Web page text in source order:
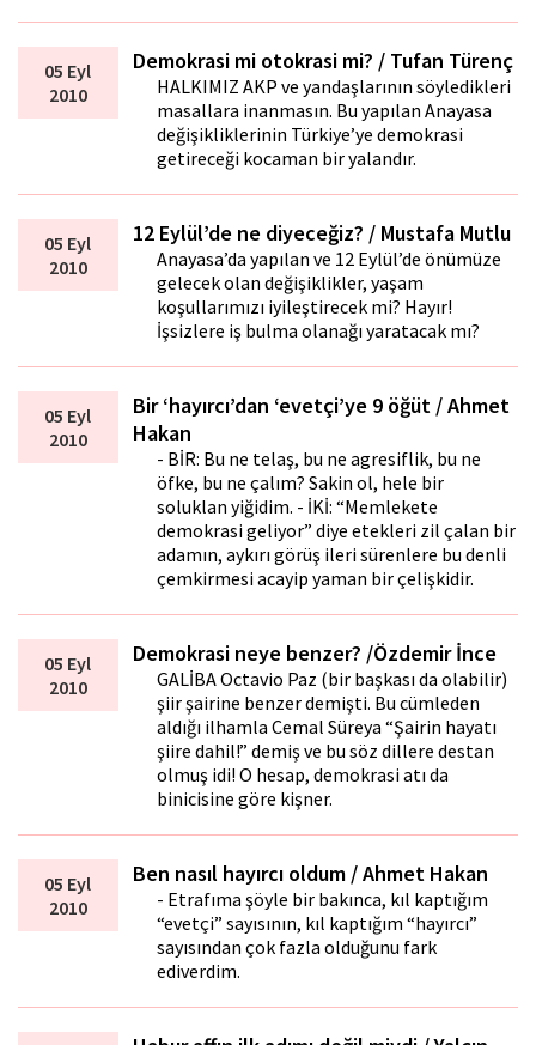
05 Eyl
2010
Demokrasi mi otokrasi mi? / Tufan Türenç
HALKIMIZ AKP ve yandaşlarının söyledikleri
masallara inanmasın. Bu yapılan Anayasa
değişikliklerinin Türkiye’ye demokrasi
getireceği kocaman bir yalandır.
05 Eyl
2010
12 Eylül’de ne diyeceğiz? / Mustafa Mutlu
Anayasa’da yapılan ve 12 Eylül’de önümüze
gelecek olan değişiklikler, yaşam
koşullarımızı iyileştirecek mi? Hayır!
İşsizlere iş bulma olanağı yaratacak mı?
05 Eyl
2010
Bir ‘hayırcı’dan ‘evetçi’ye 9 öğüt / Ahmet
Hakan
- BİR: Bu ne telaş, bu ne agresiflik, bu ne
öfke, bu ne çalım? Sakin ol, hele bir
soluklan yiğidim. - İKİ: “Memlekete
demokrasi geliyor” diye etekleri zil çalan bir
adamın, aykırı görüş ileri sürenlere bu denli
çemkirmesi acayip yaman bir çelişkidir.
05 Eyl
2010
Demokrasi neye benzer? /Özdemir İnce
GALİBA Octavio Paz (bir başkası da olabilir)
şiir şairine benzer demişti. Bu cümleden
aldığı ilhamla Cemal Süreya “Şairin hayatı
şiire dahil!” demiş ve bu söz dillere destan
olmuş idi! O hesap, demokrasi atı da
binicisine göre kişner.
05 Eyl
2010
Ben nasıl hayırcı oldum / Ahmet Hakan
- Etrafıma şöyle bir bakınca, kıl kaptığım
“evetçi” sayısının, kıl kaptığım “hayırcı”
sayısından çok fazla olduğunu fark
ediverdim.